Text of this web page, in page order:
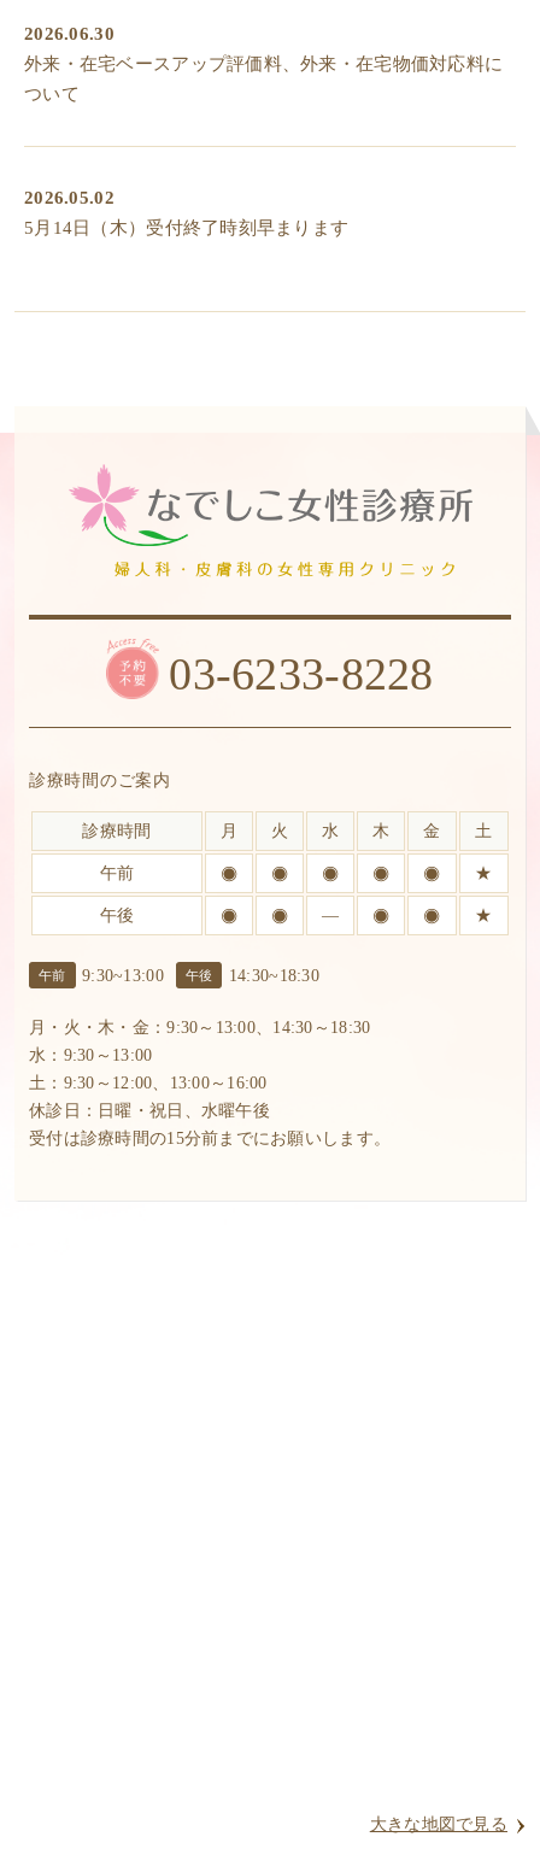
2026.06.30
外来・在宅ベースアップ評価料、外来・在宅物価対応料に
ついて
2026.05.02
5月14日（木）受付終了時刻早まります
03-6233-8228
診療時間のご案内
診療時間 月 火 水 木 金 土
午前 ★
午後 ― ★
午前 9:30~13:00 午後 14:30~18:30
月・火・木・金：9:30～13:00、14:30～18:30
水：9:30～13:00
土：9:30～12:00、13:00～16:00
休診日：日曜・祝日、水曜午後
受付は診療時間の15分前までにお願いします。
大きな地図で見る